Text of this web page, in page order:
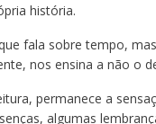
história.
fala sobre tempo,
nos ensina a não o
permanece a
algumas